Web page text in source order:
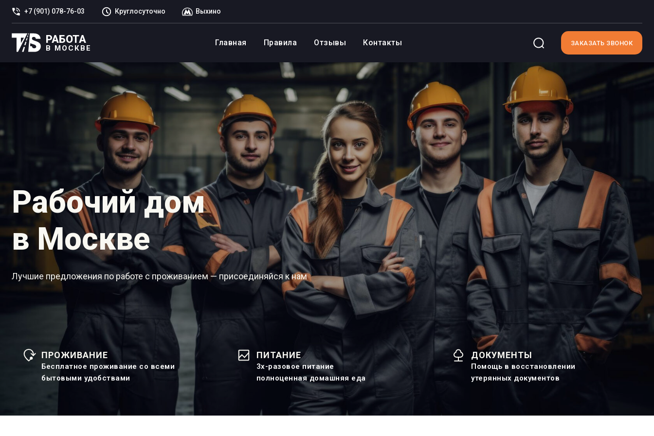
+7 (901) 078-76-03 Круглосуточно Выхино
РАБОТА
В МОСКВЕ
Главная Правила Отзывы Контакты ЗАКАЗАТЬ ЗВОНОК
Рабочий дом
в Москве
Лучшие предложения по работе с проживанием — присоединяйся к нам
ПРОЖИВАНИЕ
Бесплатное проживание со всеми
бытовыми удобствами
ПИТАНИЕ
3х-разовое питание
полноценная домашняя еда
ДОКУМЕНТЫ
Помощь в восстановлении
утерянных документов